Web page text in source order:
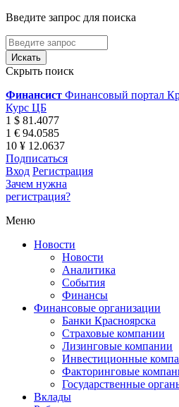
Введите запрос для поиска
Скрыть поиск
Финансист Финансовый портал
Курс ЦБ
1 $ 81.4077
1 € 94.0585
10 ¥ 12.0637
Подписаться
Вход Регистрация
Зачем нужна
регистрация?
Меню
Новости
Новости
Аналитика
События
Финансы
Финансовые организации
Банки Красноярска
Страховые компании
Лизинговые компании
Инвестиционные
Факторинговые
Государственные
Вклады